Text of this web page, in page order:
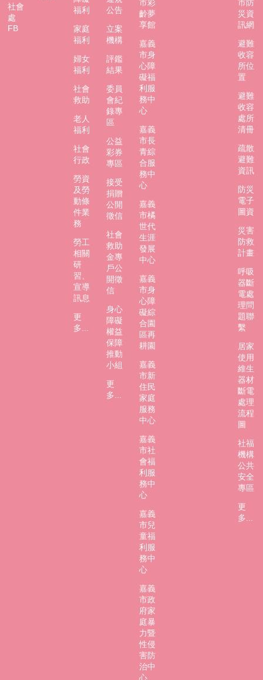
社會
處
FB
福利
家庭
福利
婦女
福利
社會
救助
老人
福利
社會
行政
勞資
及勞
動條
件業
務
勞工
相關
研
習、
宣導
訊息
更
多...
公告
立案
機構
評鑑
結果
委員
會紀
錄專
區
公益
彩券
專區
接受
捐贈
公開
徵信
社會
救助
金專
戶公
開徵
信
身心
障礙
權益
保障
推動
小組
更
多...
市彩
齡夢
享館
嘉義
市身
心障
礙福
利服
務中
心
嘉義
市長
青綜
合服
務中
心
嘉義
市橘
世代
生涯
發展
中心
嘉義
市身
心障
礙綜
合園
區再
耕園
嘉義
市新
住民
家庭
服務
中心
嘉義
市社
會福
利服
務中
心
嘉義
市兒
童福
利服
務中
心
嘉義
市政
府家
庭暴
力暨
性侵
害防
治中
心
市防
災資
訊網
避難
收容
所位
置
避難
收容
處所
清冊
疏散
避難
資訊
防災
電子
圖資
災害
防救
計畫
呼吸
器斷
電處
理問
題聯
繫
居家
使用
維生
器材
斷電
處理
流程
圖
社福
機構
公共
安全
專區
更
多...